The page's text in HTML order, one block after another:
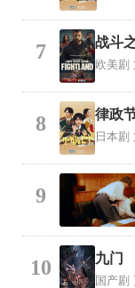
7 战斗
欧美剧
8 律政
日本剧
9
10 九门
国产剧